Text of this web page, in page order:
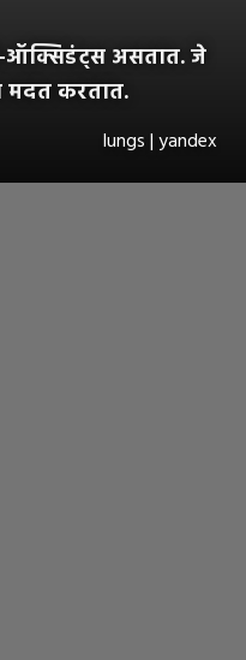
ऑक्सिडंट्स असतात. जे
करतात.
lungs | yandex